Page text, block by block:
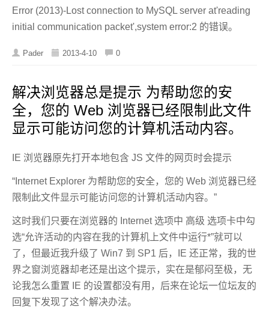
Error (2013)-Lost connection to MySQL server at'reading
initial communication packet',system error:2 的错误。
Pader 2013-4-10 0
解决浏览器总是提示 为帮助您的安
全，您的 Web 浏览器已经限制此文件
显示可能访问您的计算机活动内容。
IE 浏览器原先打开本地包含 JS 文件的网页时会提示
“Internet Explorer 为帮助您的安全，您的 Web 浏览器已经
限制此文件显示可能访问您的计算机活动内容。”
这时我们只要在浏览器的 Internet 选项中 高级 选项卡中勾
选“允许活动的内容在我的计算机上文件中运行*”就可以
了，但最近我升级了 Win7 到 SP1 后，IE 还正常，我的世
界之窗浏览器却老还是出这个提示，实在是郁闷至极，无
论我怎么重置 IE 的设置都没有用，后来在论坛一位坛友的
回复下发现了这个解决办法。